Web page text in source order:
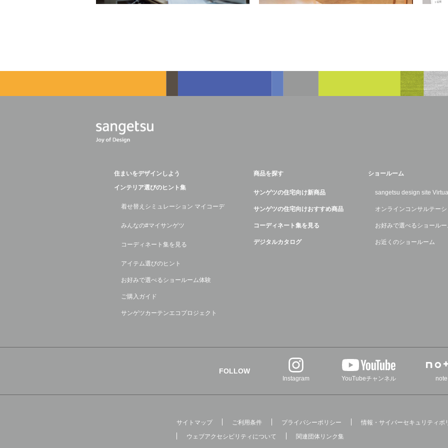
住まいをデザインしよう
インテリア選びのヒント集
着せ替えシミュレーション マイコーデ
みんなの#マイサンゲツ
コーディネート集を見る
アイテム選びのヒント
お好みで選べるショールーム体験
ご購入ガイド
サンゲツカーテンエコプロジェクト
商品を探す
サンゲツの住宅向け新商品
サンゲツの住宅向けおすすめ商品
コーディネート集を見る
デジタルカタログ
ショールーム
sangetsu design site
オンラインコンサルテー
お好みで選べるショール
お近くのショールーム
FOLLOW
Instagram YouTubeチャンネル note
サイトマップ ご利用条件 プライバシーポリシー
情報・サイバーセキュリティポ
ウェブアクセシビリティについて
関連団体リンク集